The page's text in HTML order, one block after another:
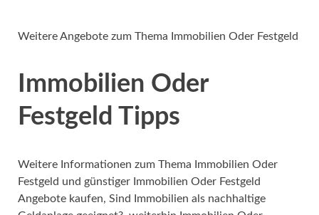
Weitere Angebote zum Thema Immobilien Oder Festgeld
Immobilien Oder
Festgeld Tipps
Weitere Informationen zum Thema Immobilien Oder
Festgeld und günstiger Immobilien Oder Festgeld
Angebote kaufen, Sind Immobilien als nachhaltige